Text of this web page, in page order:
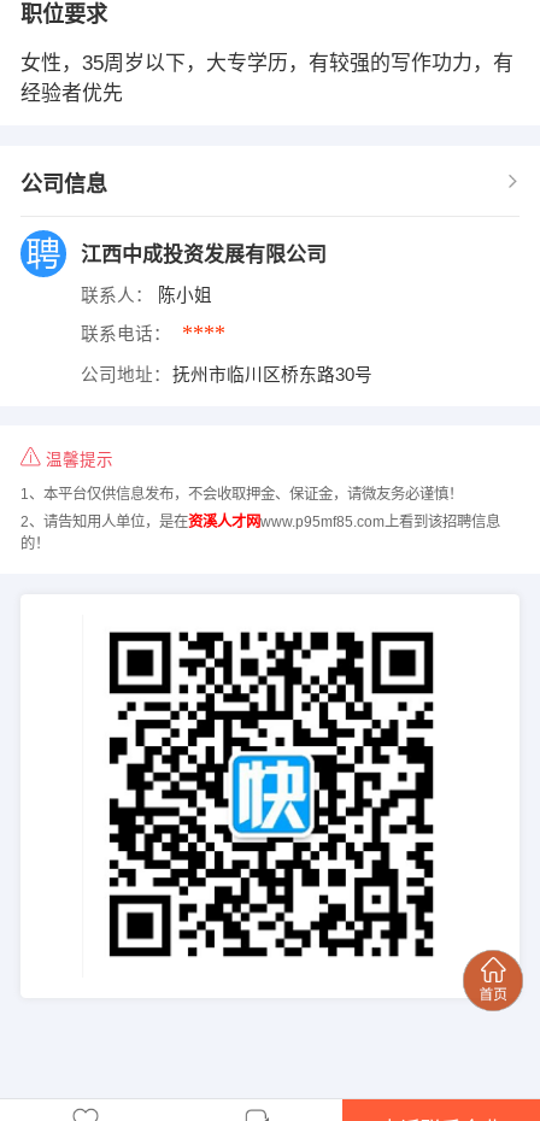
职位要求
女性，35周岁以下，大专学历，有较强的写作功力，有
经验者优先
公司信息
江西中成投资发展有限公司
联系人： 陈小姐
联系电话： ****
公司地址： 抚州市临川区桥东路30号
温馨提示
1、本平台仅供信息发布，不会收取押金、保证金，请微友务必谨慎！
2、请告知用人单位，是在资溪人才网www.p95mf85.com上看到该招聘信息
的！